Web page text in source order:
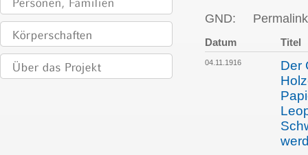
GND:
Datum Titel
04.11.1916
Der